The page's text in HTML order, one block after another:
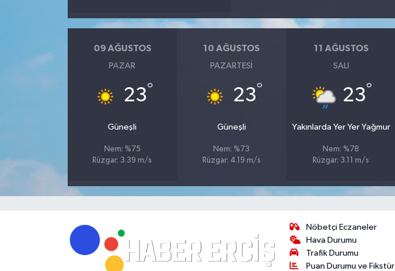
09 AĞUSTOS
PAZAR
23°
Güneşli
Nem: %75
Rüzgar: 3.39 m/s
10 AĞUSTOS
PAZARTESI
23°
Güneşli
Nem: %73
Rüzgar: 4.19 m/s
11 AĞUSTOS
SALI
23°
Yakınlarda Yer Yer Yağmur
Nem: %78
Rüzgar: 3.11 m/s
Nöbetçi Eczaneler
Hava Durumu
Trafik Durumu
Puan Durumu ve Fikstür